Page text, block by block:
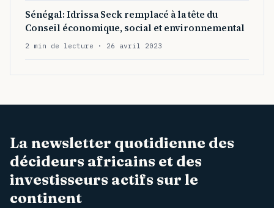
Sénégal: Idrissa Seck remplacé à la tête du
Conseil économique, social et environnemental
2 min de lecture · 26 avril 2023
La newsletter quotidienne des
décideurs africains et des
investisseurs actifs sur le
continent